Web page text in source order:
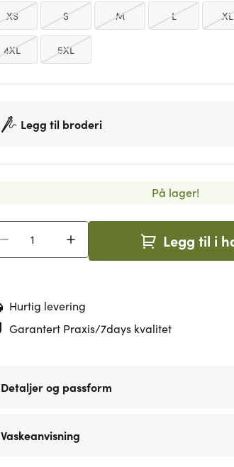
XS S M L XL
4XL 5XL
Legg til broderi
På lager!
Legg til i
Hurtig levering
Garantert Praxis/7days kvalitet
Detaljer og passform
Vaskeanvisning